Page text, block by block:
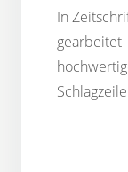
In
gearbeitet